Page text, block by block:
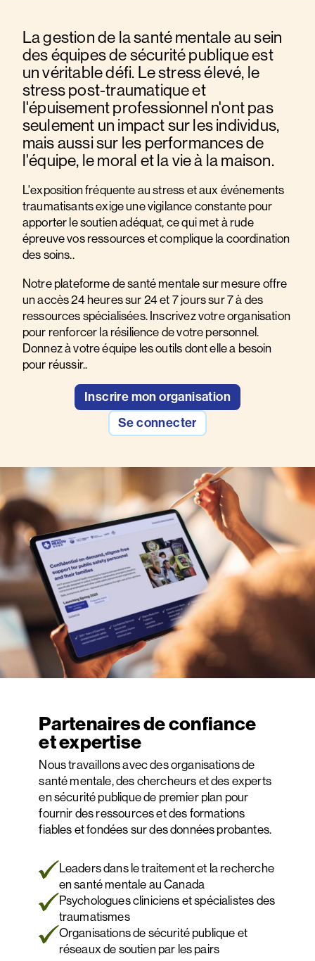
La gestion de la santé mentale au sein
des équipes de sécurité publique est
un véritable défi. Le stress élevé, le
stress post-traumatique et
l'épuisement professionnel n'ont pas
seulement un impact sur les individus,
mais aussi sur les performances de
l'équipe, le moral et la vie à la maison.
L'exposition fréquente au stress et aux événements
traumatisants exige une vigilance constante pour
apporter le soutien adéquat, ce qui met à rude
épreuve vos ressources et complique la coordination
des soins..
Notre plateforme de santé mentale sur mesure offre
un accès 24 heures sur 24 et 7 jours sur 7 à des
ressources spécialisées. Inscrivez votre organisation
pour renforcer la résilience de votre personnel.
Donnez à votre équipe les outils dont elle a besoin
pour réussir..
Inscrire mon organisation
Se connecter
Partenaires de confiance
et expertise
Nous travaillons avec des organisations de
santé mentale, des chercheurs et des experts
en sécurité publique de premier plan pour
fournir des ressources et des formations
fiables et fondées sur des données probantes.
Leaders dans le traitement et la recherche
en santé mentale au Canada
Psychologues cliniciens et spécialistes des
traumatismes
Organisations de sécurité publique et
réseaux de soutien par les pairs